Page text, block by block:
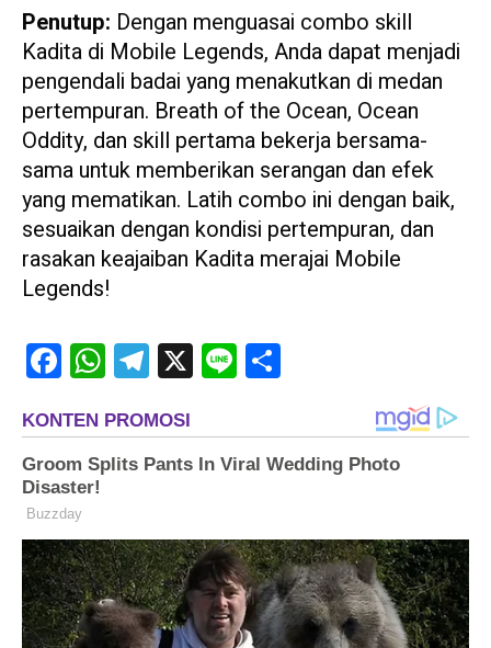
Penutup: Dengan menguasai combo skill
Kadita di Mobile Legends, Anda dapat menjadi
pengendali badai yang menakutkan di medan
pertempuran. Breath of the Ocean, Ocean
Oddity, dan skill pertama bekerja bersama-
sama untuk memberikan serangan dan efek
yang mematikan. Latih combo ini dengan baik,
sesuaikan dengan kondisi pertempuran, dan
rasakan keajaiban Kadita merajai Mobile
Legends!
FacebookWhatsAppTelegram
X Line